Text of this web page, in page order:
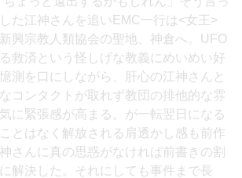
た江神さんを追いEMC一行は<女王>
興宗教人類協会の聖地、神倉へ。UFO
救済という怪しげな教義にめいめい好
測を口にしながら、肝心の江神さんと
コンタクトが取れず教団の排他的な雰
に緊張感が高まる。が一転翌日になる
とはなく解放される肩透かし感も前作
さんに真の思惑がなければ前書きの割
解決した。それにしても事件まで長